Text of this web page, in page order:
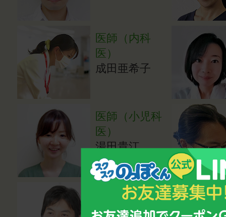
医師（内科
医）
成田亜希子
医師（小児科
医）
湯田貴江
心理カウンセ
ラー・講師